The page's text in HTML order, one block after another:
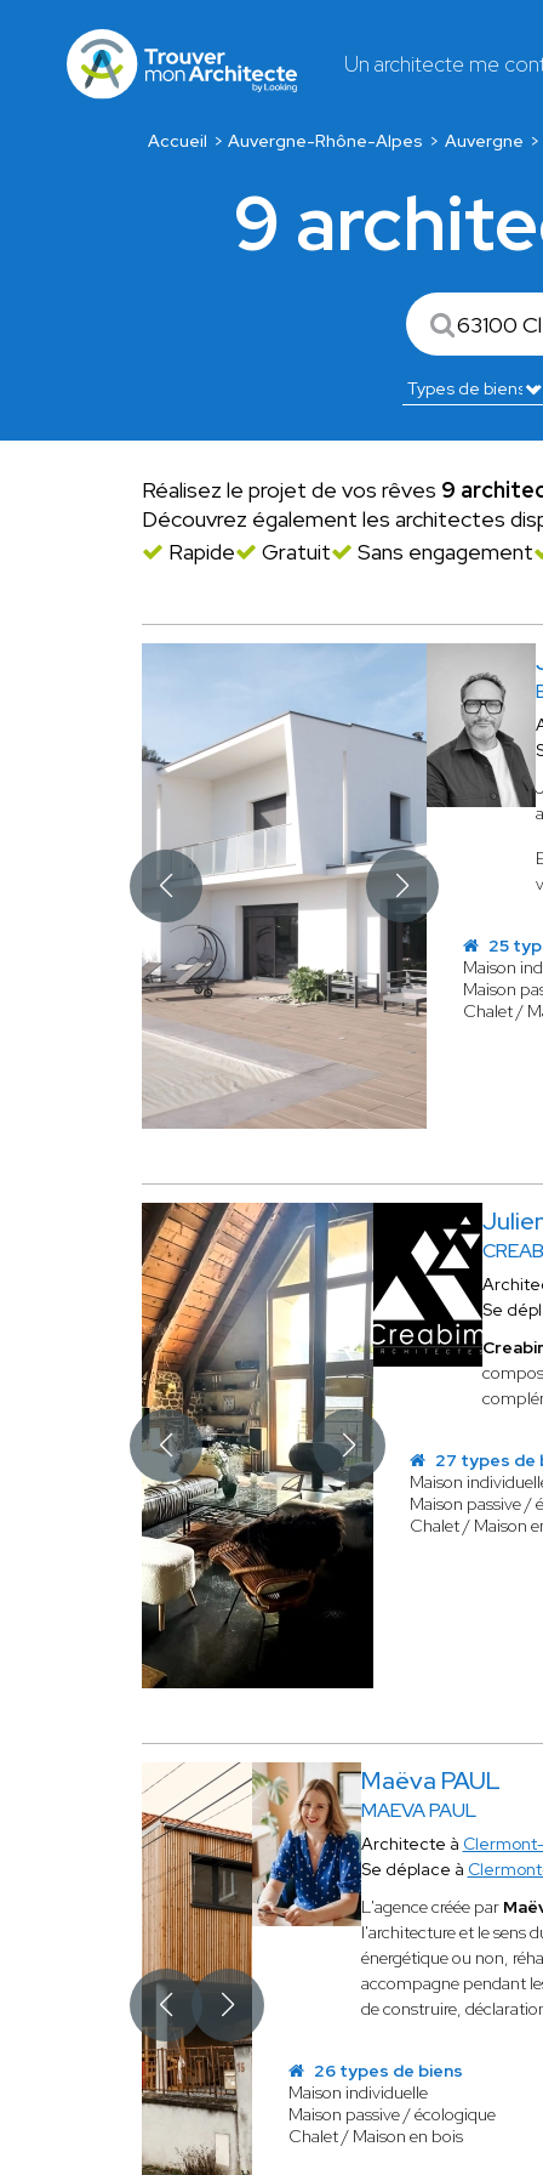
Un architecte me
Accueil Auvergne-Rhône-Alpes Auvergne
9
Réalisez le projet de vos rêves 9
Découvrez également les architectes
Rapide
Gratuit Sans engagement
25
Maison
Maison
Chalet /
Se
27 types de
Maison
Maison passive /
Chalet / Maison
Maëva PAUL
MAEVA PAUL
Architecte à
Se déplace à
L'agence créée par
l'architecture et le sens
énergétique ou non,
accompagne pendant
de construire,
26 types de biens
Maison individuelle
Maison passive / écologique
Chalet / Maison en bois